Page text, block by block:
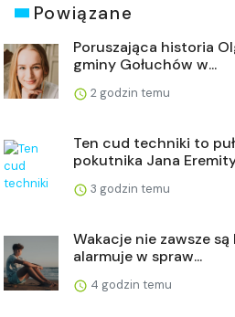
Powiązane
Poruszająca historia
gminy Gołuchów w...
2 godzin temu
Ten cud techniki to
pokutnika Jana Eremity
3 godzin temu
Wakacje nie zawsze
alarmuje w spraw...
4 godzin temu